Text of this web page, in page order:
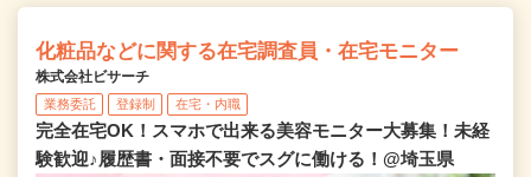
化粧品などに関する在宅調査員・在宅モニター
株式会社ビサーチ
業務委託 登録制 在宅・内職
完全在宅OK！スマホで出来る美容モニター大募集！未経
験歓迎♪履歴書・面接不要でスグに働ける！@埼玉県